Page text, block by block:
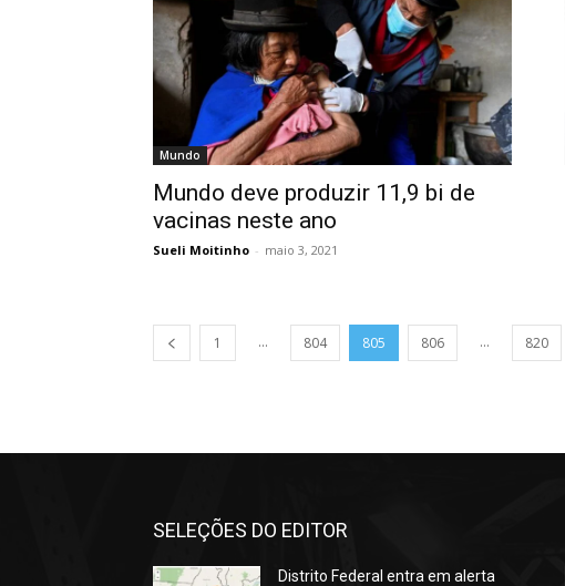
Mundo
Mundo deve produzir 11,9 bi de
vacinas neste ano
Sueli Moitinho - maio 3, 2021
1 ... 804 805 806 ... 820
SELEÇÕES DO EDITOR
Distrito Federal entra em alerta